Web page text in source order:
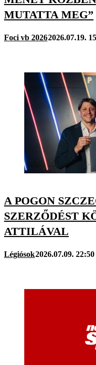
MUTATTA MEG”
Foci vb 20262026.07.19.
A POGON
SZERZŐDÉST
ATTILÁVAL
Légiósok2026.07.09. 22:50